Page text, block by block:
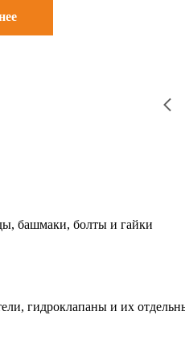
башмаки, болты и гайки
гидроклапаны и их